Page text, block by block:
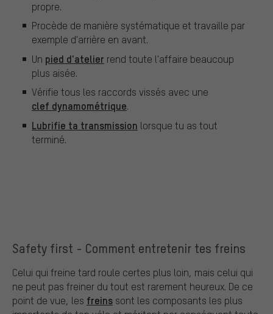
propre.
Procède de manière systématique et travaille par
exemple d'arrière en avant.
Un pied d'atelier rend toute l'affaire beaucoup
plus aisée.
Vérifie tous les raccords vissés avec une
clef dynamométrique.
Lubrifie ta transmission lorsque tu as tout
terminé.
Safety first - Comment entretenir tes freins
Celui qui freine tard roule certes plus loin, mais celui qui
ne peut pas freiner du tout est rarement heureux. De ce
point de vue, les freins sont les composants les plus